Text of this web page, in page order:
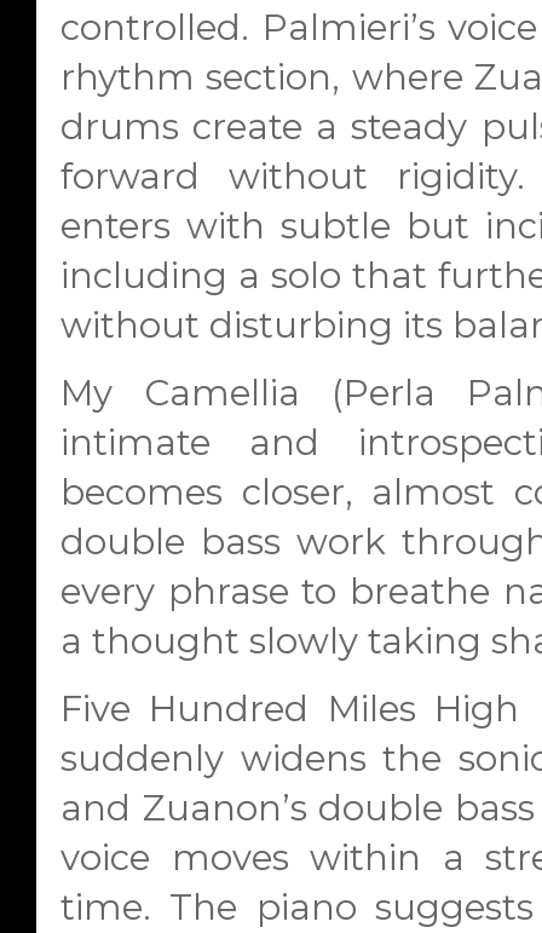
controlled. Palmieri’s
rhythm section, where
drums create a steady
forward without rigidity.
enters with subtle but
including a solo that
without disturbing its
My Camellia (Perla
intimate and
becomes closer, almost
double bass work
every phrase to breathe
a thought slowly taking
Five Hundred Miles High
suddenly widens the
and Zuanon’s double
voice moves within a
time. The piano